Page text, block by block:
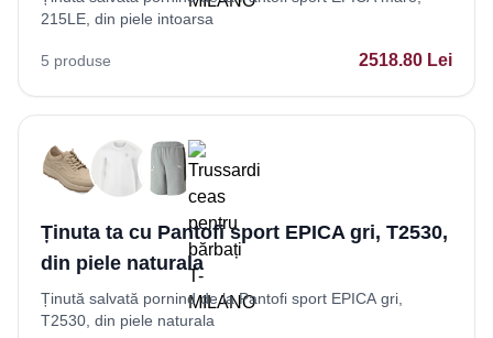
215LE, din piele intoarsa
5 produse 2518.80 Lei
Ținuta ta cu Pantofi sport EPICA gri, T2530,
din piele naturala
Ținută salvată pornind de la Pantofi sport EPICA gri,
T2530, din piele naturala